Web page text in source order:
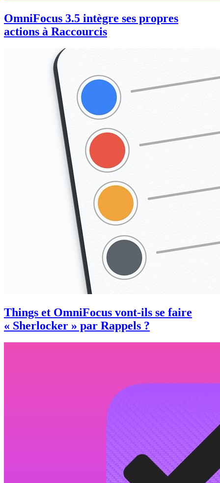
OmniFocus 3.5 intègre ses propres
actions à Raccourcis
Things et OmniFocus vont-ils se faire
« Sherlocker » par Rappels ?